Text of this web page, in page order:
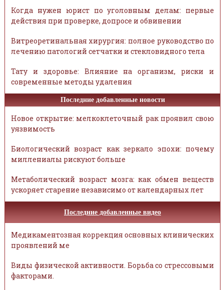
Когда нужен юрист по уголовным делам: первые
действия при проверке, допросе и обвинении
Витреоретинальная хирургия: полное руководство по
лечению патологий сетчатки и стекловидного тела
Тату и здоровье: Влияние на организм, риски и
современные методы удаления
Последние добавленные новости
Новое открытие: мелкоклеточный рак проявил свою
уязвимость
Биологический возраст как зеркало эпохи: почему
миллениалы рискуют больше
Метаболический возраст мозга: как обмен веществ
ускоряет старение независимо от календарных лет
Последние добавленные видео
Медикаментозная коррекция основных клинических
проявлений ме
Виды физической активности. Борьба со стрессовыми
факторами.